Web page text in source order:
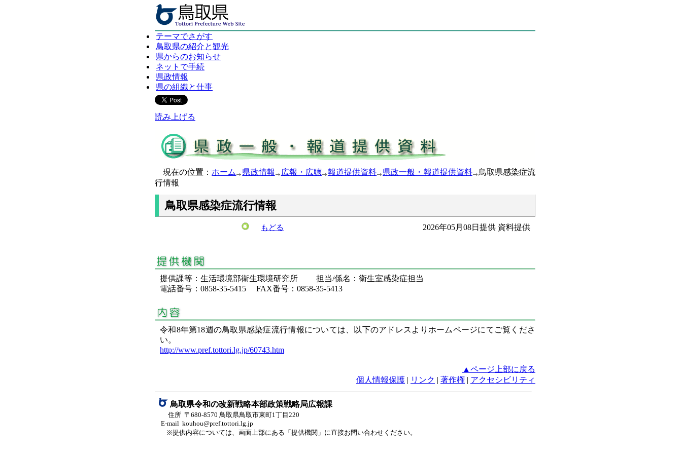
テーマでさがす
鳥取県の紹介と観光
県からのお知らせ
ネットで手続
県政情報
県の組織と仕事
読み上げる
現在の位置： ホーム 県政情報 広報・広聴 報道提供資料 県政一般・報道提供資料
鳥取県感染症流
行情報
鳥取県感染症流行情報
もどる 2026年05月08日提供 資料提供
提供課等：生活環境部衛生環境研究所 担当/係名：衛生室感染症担当
電話番号：0858-35-5415 FAX番号：0858-35-5413
令和8年第18週の鳥取県感染症流行情報については、以下のアドレスよりホームページにてご覧くださ
い。
http://www.pref.tottori.lg.jp/60743.htm
▲ページ上部に戻る
個人情報保護 | リンク | 著作権 | アクセシビリティ
鳥取県令和の改新戦略本部政策戦略局広報課
住所 〒680-8570 鳥取県鳥取市東町1丁目220
E-mail kouhou@pref.tottori.lg.jp
※提供内容については、画面上部にある「提供機関」に直接お問い合わせください。